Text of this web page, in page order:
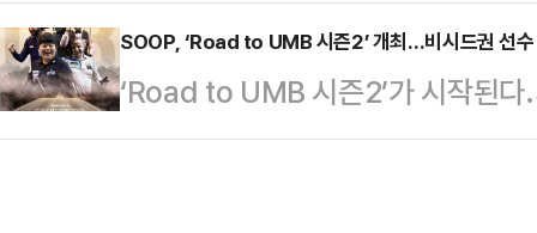
자리까지 차지했다.한편, 이번 대
중계되며, SOOP의 케이블 채널
를 차지하며 32강에 진출했다. 그
조별리그에 나선다.한편, 이번 대
중계되며, SOOP의 케이블 채널
SOOP, ‘Road to UMB 시즌2’ 개최…비시드권 선수
‘Road to UMB 시즌2’가 시작된
지원 프로젝트 ‘Road to UMB 시